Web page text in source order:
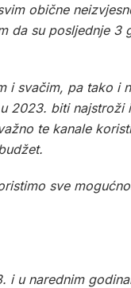
obične
su posljednje
svačim, pa tako i
biti
te kanale
sve
u narednim